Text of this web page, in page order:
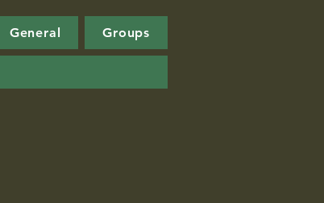
General Groups